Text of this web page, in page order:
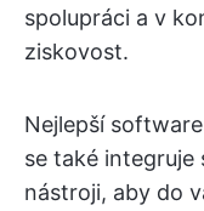
spolupráci a v
ziskovost.
Nejlepší
se také integruje
nástroji, aby do